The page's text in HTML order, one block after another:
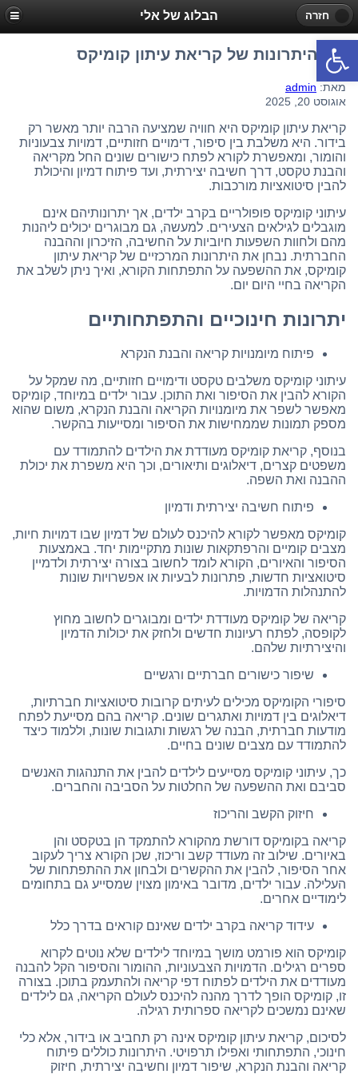
פתח סרגל נגישות
חזרה הבלוג של אלי
מה היתרונות של קריאת עיתון קומיקס
מאת: admin
אוגוסט 20, 2025
קריאת עיתון קומיקס היא חוויה שמציעה הרבה יותר מאשר רק
בידור. היא משלבת בין סיפור, דימויים חזותיים, דמויות צבעוניות
והומור, ומאפשרת לקורא לפתח כישורים שונים החל מקריאה
והבנת טקסט, דרך חשיבה יצירתית, ועד פיתוח דמיון והיכולת
להבין סיטואציות מורכבות.
עיתוני קומיקס פופולריים בקרב ילדים, אך יתרונותיהם אינם
מוגבלים לגילאים הצעירים. למעשה, גם מבוגרים יכולים ליהנות
מהם ולחוות השפעות חיוביות על החשיבה, הזיכרון וההבנה
החברתית. נבחן את היתרונות המרכזיים של קריאת עיתון
קומיקס, את ההשפעה על התפתחות הקורא, ואיך ניתן לשלב את
הקריאה בחיי היום יום.
יתרונות חינוכיים והתפתחותיים
פיתוח מיומנויות קריאה והבנת הנקרא
עיתוני קומיקס משלבים טקסט ודימויים חזותיים, מה שמקל על
הקורא להבין את הסיפור ואת התוכן. עבור ילדים במיוחד, קומיקס
מאפשר לשפר את מיומנויות הקריאה והבנת הנקרא, משום שהוא
מספק תמונות שממחישות את הסיפור ומסייעות בהקשר.
בנוסף, קריאת קומיקס מעודדת את הילדים להתמודד עם
משפטים קצרים, דיאלוגים ותיאורים, וכך היא משפרת את יכולת
ההבנה ואת השפה.
פיתוח חשיבה יצירתית ודמיון
קומיקס מאפשר לקורא להיכנס לעולם של דמיון שבו דמויות חיות,
מצבים קומיים והרפתקאות שונות מתקיימות יחד. באמצעות
הסיפור והאיורים, הקורא לומד לחשוב בצורה יצירתית ולדמיין
סיטואציות חדשות, פתרונות לבעיות או אפשרויות שונות
להתנהלות הדמויות.
קריאה של קומיקס מעודדת ילדים ומבוגרים לחשוב מחוץ
לקופסה, לפתח רעיונות חדשים ולחזק את יכולות הדמיון
והיצירתיות שלהם.
שיפור כישורים חברתיים ורגשיים
סיפורי הקומיקס מכילים לעיתים קרובות סיטואציות חברתיות,
דיאלוגים בין דמויות ואתגרים שונים. קריאה בהם מסייעת לפתח
מודעות חברתית, הבנה של רגשות ותגובות שונות, וללמוד כיצד
להתמודד עם מצבים שונים בחיים.
כך, עיתוני קומיקס מסייעים לילדים להבין את התנהגות האנשים
סביבם ואת ההשפעה של החלטות על הסביבה והחברים.
חיזוק הקשב והריכוז
קריאה בקומיקס דורשת מהקורא להתמקד הן בטקסט והן
באיורים. שילוב זה מעודד קשב וריכוז, שכן הקורא צריך לעקוב
אחר הסיפור, להבין את ההקשרים ולבחון את ההתפתחות של
העלילה. עבור ילדים, מדובר באימון מצוין שמסייע גם בתחומים
לימודיים אחרים.
עידוד קריאה בקרב ילדים שאינם קוראים בדרך כלל
קומיקס הוא פורמט מושך במיוחד לילדים שלא נוטים לקרוא
ספרים רגילים. הדמויות הצבעוניות, ההומור והסיפור הקל להבנה
מעודדים את הילדים לפתוח דפי קריאה ולהתעמק בתוכן. בצורה
זו, קומיקס הופך לדרך מהנה להיכנס לעולם הקריאה, גם לילדים
שאינם נמשכים לקריאה ספרותית רגילה.
לסיכום, קריאת עיתון קומיקס אינה רק תחביב או בידור, אלא כלי
חינוכי, התפתחותי ואפילו תרפויטי. היתרונות כוללים פיתוח
קריאה והבנת הנקרא, שיפור דמיון וחשיבה יצירתית, חיזוק